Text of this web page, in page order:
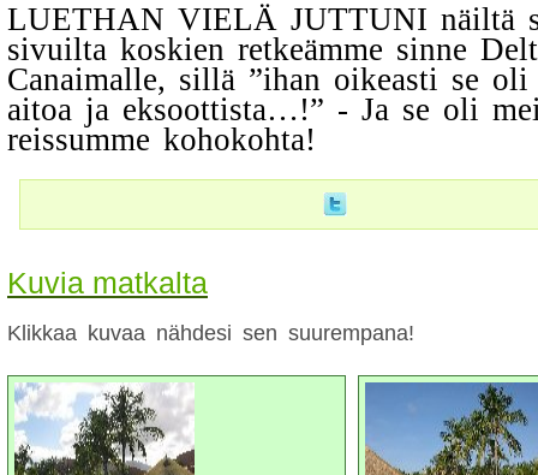
LUETHAN VIELÄ JUTTUNI näiltä
sivuilta koskien retkeämme sinne
Canaimalle, sillä ”ihan oikeasti se
aitoa ja eksoottista…!” - Ja se oli
reissumme kohokohta!
Kuvia matkalta
Klikkaa kuvaa nähdesi sen suurempana!